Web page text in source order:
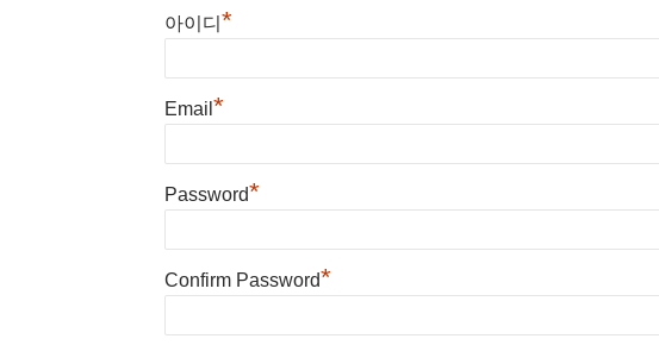
아이디 *
Email *
Password*
Confirm Password*